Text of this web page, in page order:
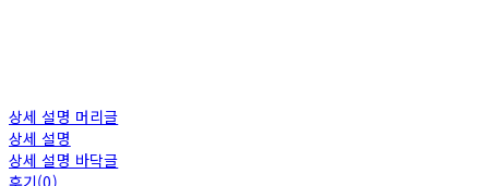
상세 설명 머리글
상세 설명
상세 설명 바닥글